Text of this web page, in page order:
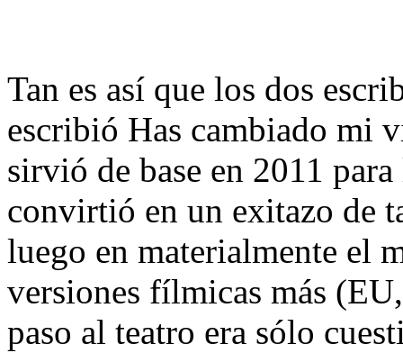
Tan es así que los dos
escribió Has cambiado mi
sirvió de base en 2011
convirtió en un exitazo de
luego en materialmente el
versiones fílmicas más
paso al teatro era sólo